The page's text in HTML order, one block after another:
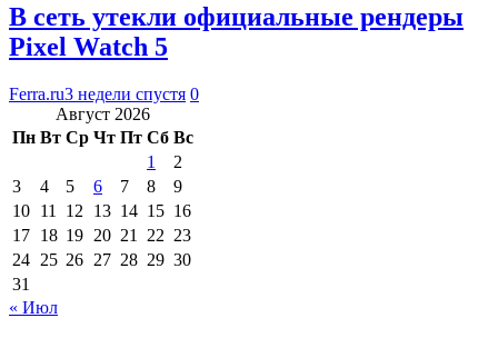
В сеть утекли официальные рендеры
Pixel Watch 5
Ferra.ru3 недели спустя 0
Август 2026
Пн Вт Ср Чт Пт Сб Вс
1
2
3
4 5 6 7 8
9
10 11 12 13 14 15 16
17 18 19 20 21 22 23
24 25 26 27 28 29 30
31
« Июл